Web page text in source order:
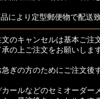
により定型郵便物で配送
文のキャンセルは基本ご注
承の上ご注文をお願いします
ぎの方のためにご注文後
ールなどのセミオーダー